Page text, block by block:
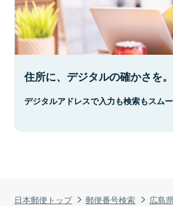
日本郵便トップ 郵便番号検索
広島県
住所に、デジタルの確かさを。
デジタルアドレスで入力も検索もスムー